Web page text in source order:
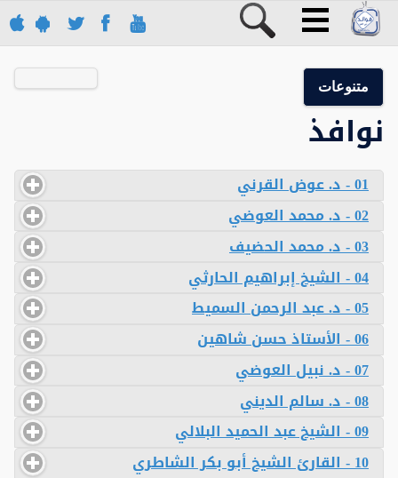
متنوعات
نوافذ
01 - د. عوض القرني
02 - د. محمد العوضي
03 - د. محمد الحضيف
04 - الشيخ إبراهيم الحارثي
05 - د. عبد الرحمن السميط
06 - الأستاذ حسن شاهين
07 - د. نبيل العوضي
08 - د. سالم الديني
09 - الشيخ عبد الحميد البلالي
10 - القارئ الشيخ أبو بكر الشاطري